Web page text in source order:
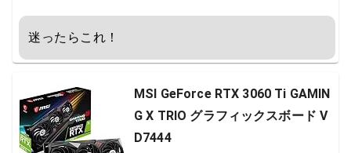
迷ったらこれ！
MSI GeForce RTX 3060 Ti GAMIN
G X TRIO グラフィックスボード V
D7444